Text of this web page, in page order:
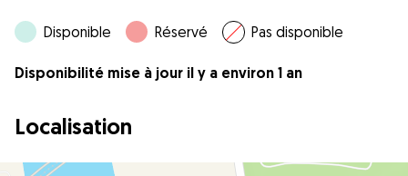
Disponible Réservé Pas disponible
Disponibilité mise à jour il y a environ 1 an
Localisation